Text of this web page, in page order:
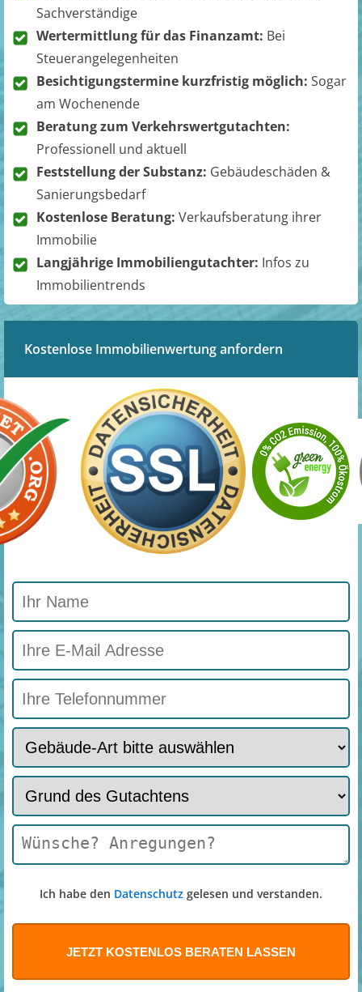
Sachverständige
Wertermittlung für das Finanzamt: Bei
Steuerangelegenheiten
Besichtigungstermine kurzfristig möglich: Sogar
am Wochenende
Beratung zum Verkehrswertgutachten:
Professionell und aktuell
Feststellung der Substanz: Gebäudeschäden &
Sanierungsbedarf
Kostenlose Beratung: Verkaufsberatung ihrer
Immobilie
Langjährige Immobiliengutachter: Infos zu
Immobilientrends
Kostenlose Immobilienwertung anfordern
Ich habe den Datenschutz gelesen und verstanden.